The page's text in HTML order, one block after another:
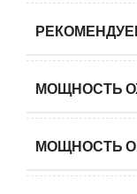
МОЩНОСТЬ
МОЩНОСТЬ